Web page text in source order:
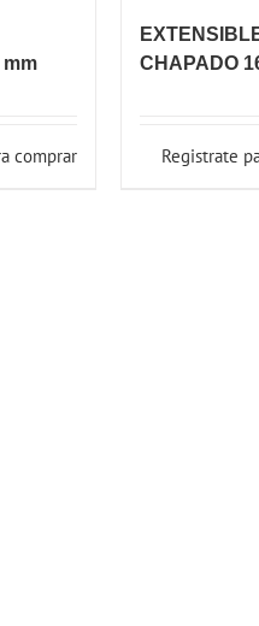
mm
comprar
CHAPADO
Registrate